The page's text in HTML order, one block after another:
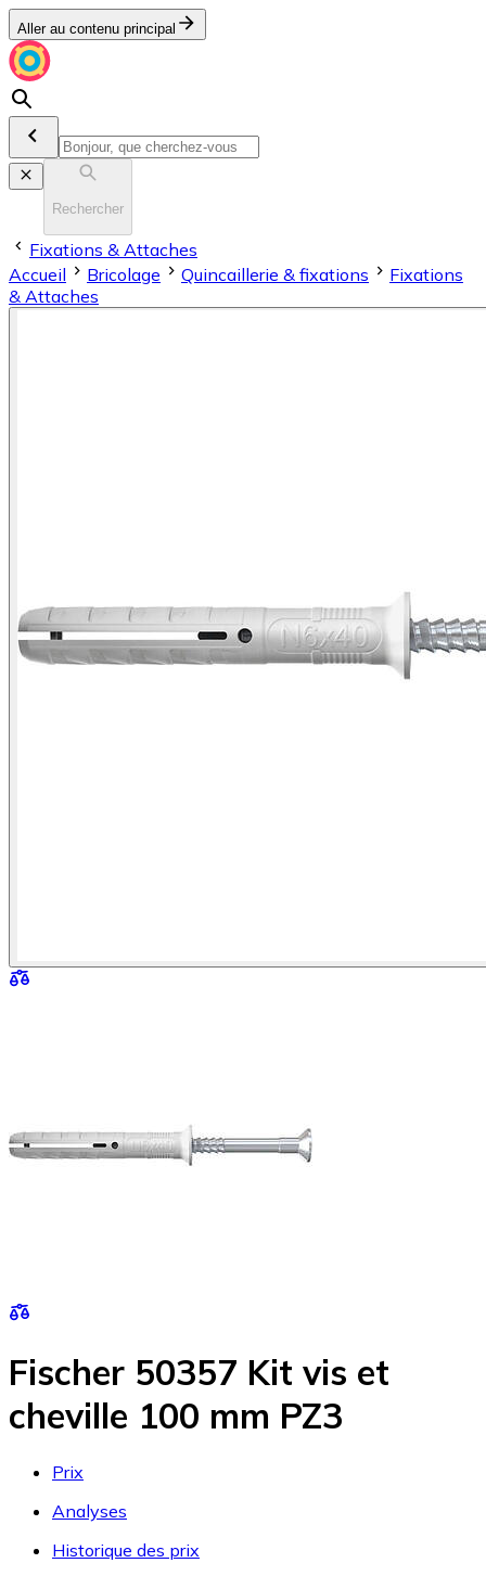
Aller au contenu principal
Rechercher
Fixations & Attaches
Accueil
Bricolage Quincaillerie & fixations
Fixations
& Attaches
Fischer 50357 Kit vis et
cheville 100 mm PZ3
Prix
Analyses
Historique des prix